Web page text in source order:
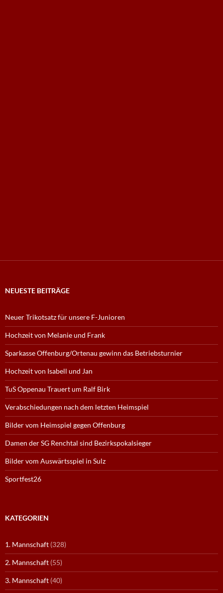
NEUESTE BEITRÄGE
Neuer Trikotsatz für unsere F-Junioren
Hochzeit von Melanie und Frank
Sparkasse Offenburg/Ortenau gewinn das Betriebsturnier
Hochzeit von Isabell und Jan
TuS Oppenau Trauert um Ralf Birk
Verabschiedungen nach dem letzten Heimspiel
Bilder vom Heimspiel gegen Offenburg
Damen der SG Renchtal sind Bezirkspokalsieger
Bilder vom Auswärtsspiel in Sulz
Sportfest26
KATEGORIEN
1. Mannschaft (328)
2. Mannschaft (55)
3. Mannschaft (40)